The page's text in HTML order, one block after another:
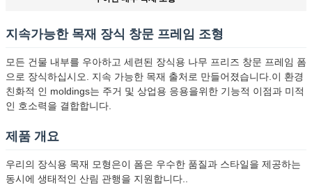
지속가능한 목재 장식 창문 프레임 조형
모든 건물 내부를 우아하고 세련된 장식용 나무 프리즈 창문 프레임 폼
으로 장식하십시오. 지속 가능한 목재 출처로 만들어졌습니다.이 환경
친화적 인 moldings는 주거 및 상업용 응용을위한 기능적 이점과 미적
인 호소력을 결합합니다.
제품 개요
우리의 장식용 목재 모형은이 폼은 우수한 품질과 스타일을 제공하는
동시에 생태적인 산림 관행을 지원합니다..